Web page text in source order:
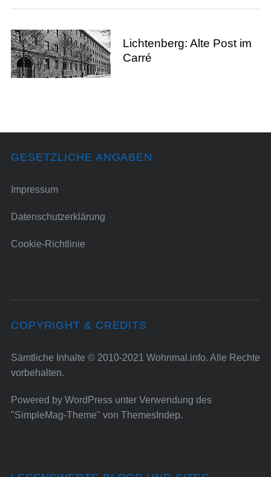
Lichtenberg: Alte Post im
Carré
GESETZLICHE ANGABEN
Impressum
Datenschutzerklärung
Cookie-Richtlinie
COPYRIGHT & CREDITS
Sämtliche Inhalte © 2010-2021 Wohnmal.info. Alle Rechte
vorbehalten.
Powered by WordPressunter Verwendung des
"SimpleMag-Theme" von ThemesIndep.